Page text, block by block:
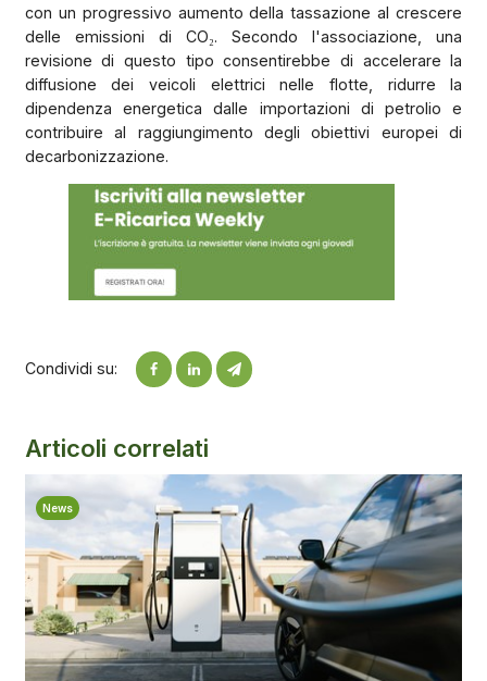
con un progressivo aumento della tassazione al crescere
delle emissioni di CO₂. Secondo l'associazione, una
revisione di questo tipo consentirebbe di accelerare la
diffusione dei veicoli elettrici nelle flotte, ridurre la
dipendenza energetica dalle importazioni di petrolio e
contribuire al raggiungimento degli obiettivi europei di
decarbonizzazione.
Condividi su:
Articoli correlati
News